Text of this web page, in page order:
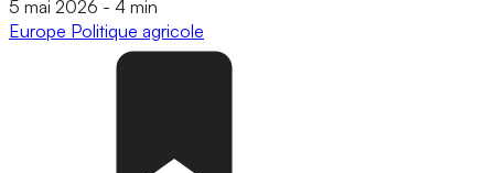
5 mai 2026 - 4 min
Europe Politique agricole